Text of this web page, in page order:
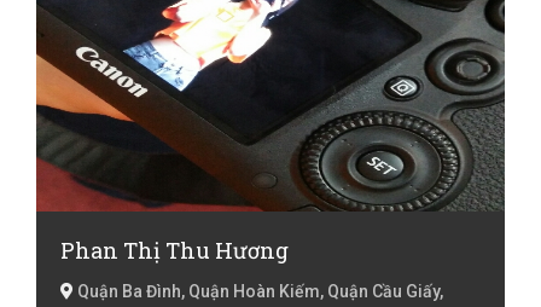
Phan Thị Thu Hương
Quận Ba Đình, Quận Hoàn Kiếm, Quận Cầu Giấy,